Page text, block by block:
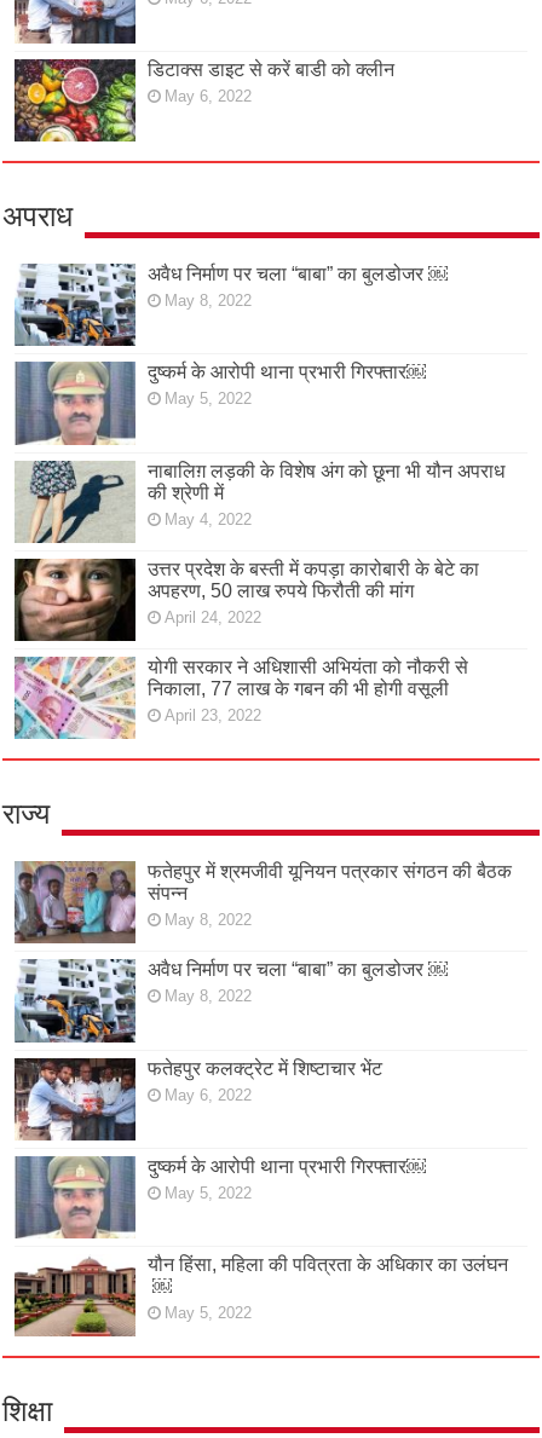
डिटाक्स डाइट से करें बाडी को क्लीन
May 6, 2022
अपराध
अवैध निर्माण पर चला “बाबा” का बुलडोजर ￼
May 8, 2022
दुष्कर्म के आरोपी थाना प्रभारी गिरफ्तार￼
May 5, 2022
नाबालिग़ लड़की के विशेष अंग को छूना भी यौन अपराध
की श्रेणी में
May 4, 2022
उत्तर प्रदेश के बस्ती में कपड़ा कारोबारी के बेटे का
अपहरण, 50 लाख रुपये फिरौती की मांग
April 24, 2022
योगी सरकार ने अधिशासी अभियंता को नौकरी से
निकाला, 77 लाख के गबन की भी होगी वसूली
April 23, 2022
राज्य
फतेहपुर में श्रमजीवी यूनियन पत्रकार संगठन की बैठक
संपन्न
May 8, 2022
अवैध निर्माण पर चला “बाबा” का बुलडोजर ￼
May 8, 2022
फतेहपुर कलक्ट्रेट में शिष्टाचार भेंट
May 6, 2022
दुष्कर्म के आरोपी थाना प्रभारी गिरफ्तार￼
May 5, 2022
यौन हिंसा, महिला की पवित्रता के अधिकार का उलंघन
￼
May 5, 2022
शिक्षा